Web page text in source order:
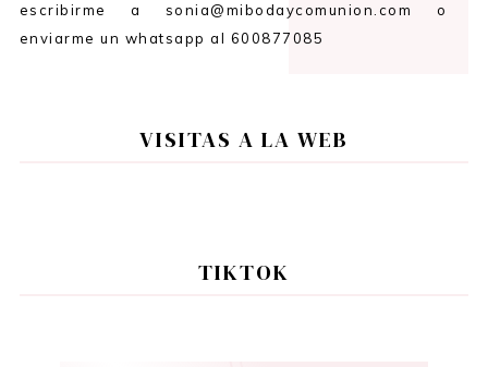
escribirme a sonia@mibodaycomunion.com o
enviarme un whatsapp al 600877085
VISITAS A LA WEB
TIKTOK